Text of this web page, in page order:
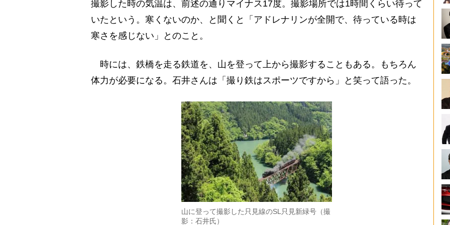
撮影した時の気温は、前述の通りマイナス17度。撮影場所では1時間くらい待って
いたという。寒くないのか、と聞くと「アドレナリンが全開で、待っている時は
寒さを感じない」とのこと。
時には、鉄橋を走る鉄道を、山を登って上から撮影することもある。もちろん
体力が必要になる。石井さんは「撮り鉄はスポーツですから」と笑って語った。
山に登って撮影した只見線のSL只見新緑号（撮
影：石井氏）